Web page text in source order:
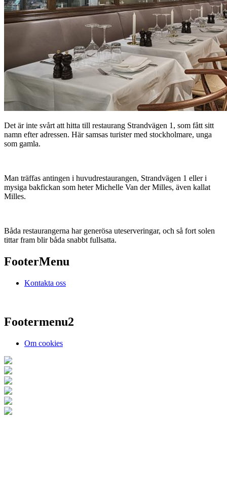
Det är inte svårt att hitta till restaurang Strandvägen 1, som fått sitt
namn efter adressen. Här samsas turister med stockholmare, unga
som gamla.
Man träffas antingen i huvudrestaurangen, Strandvägen 1 eller i
mysiga bakfickan som heter Michelle Van der Milles, även kallat
Milles.
Båda restaurangerna har generösa uteserveringar, och så fort solen
tittar fram blir båda snabbt fullsatta.
FooterMenu
Kontakta oss
Footermenu2
Om cookies